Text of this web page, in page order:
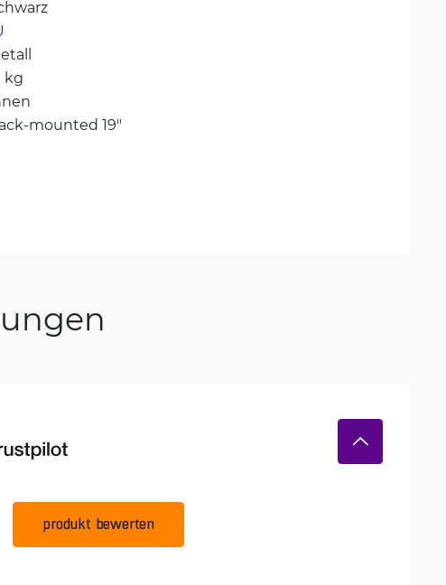
kg
mounted 19"
produkt bewerten